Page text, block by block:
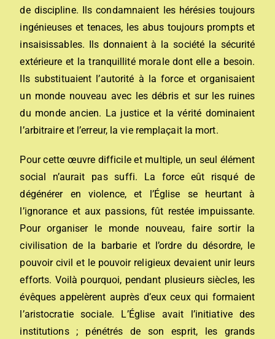
de discipline. Ils condamnaient les hérésies toujours
ingénieuses et tenaces, les abus toujours prompts et
insaisissables. Ils donnaient à la société la sécurité
extérieure et la tranquillité morale dont elle a besoin.
Ils substituaient l’autorité à la force et organisaient
un monde nouveau avec les débris et sur les ruines
du monde ancien. La justice et la vérité dominaient
l’arbitraire et l’erreur, la vie remplaçait la mort.
Pour cette œuvre difficile et multiple, un seul élément
social n’aurait pas suffi. La force eût risqué de
dégénérer en violence, et l’Église se heurtant à
l’ignorance et aux passions, fût restée impuissante.
Pour organiser le monde nouveau, faire sortir la
civilisation de la barbarie et l’ordre du désordre, le
pouvoir civil et le pouvoir religieux devaient unir leurs
efforts. Voilà pourquoi, pendant plusieurs siècles, les
évêques appelèrent auprès d’eux ceux qui formaient
l’aristocratie sociale. L’Église avait l’initiative des
institutions ; pénétrés de son esprit, les grands